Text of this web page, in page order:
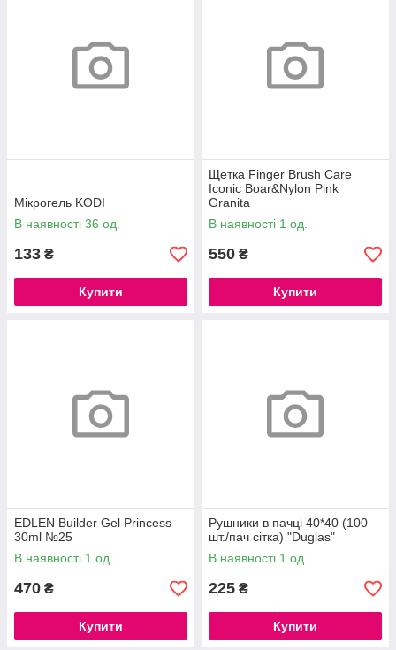
Мікрогель KODI
В наявності 36 од.
133 ₴
Купити
Щетка Finger Brush Care
Iconic Boar&Nylon Pink
Granita
В наявності 1 од.
550 ₴
Купити
EDLEN Builder Gel Princess
30ml №25
В наявності 1 од.
470 ₴
Купити
Рушники в пачці 40*40 (100
шт./пач сітка) "Duglas"
В наявності 1 од.
225 ₴
Купити